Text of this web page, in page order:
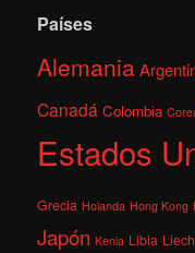
Países
Alemania
Canadá Colombia
Estados
Grecia Holanda Hong Kong
Japón Kenia Libia